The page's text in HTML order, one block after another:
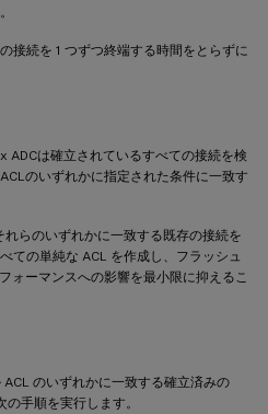
接続を 1 つずつ終端する時間をとらずに
ADCは確立されているすべての接続を検
のいずれかに指定された条件に一致す
らのいずれかに一致する既存の接続を
ての単純な ACL を作成し、フラッシュ
ォーマンスへの影響を最小限に抑えるこ
のいずれかに一致する確立済みの
手順を実行します。